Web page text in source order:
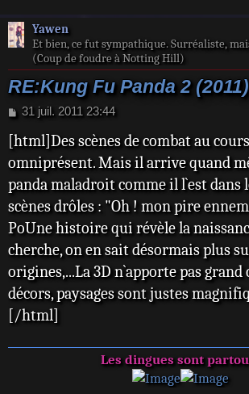
Yawen
Et bien, ce fut sympathique. Surréaliste,
(Coup de foudre à Notting Hill)
RE:Kung Fu Panda 2 (2011)
M
s
a
g
e
31 juil. 2011 23:44
[html]Des scènes de combat au
omniprésent. Mais il arrive quand
panda maladroit comme il l`est dans
scènes drôles : "Oh ! mon pire
PoUne histoire qui révèle la
cherche, on en sait désormais plus
origines,...La 3D n`apporte pas grand
décors, paysages sont justes
[/html]
Les dingues sont